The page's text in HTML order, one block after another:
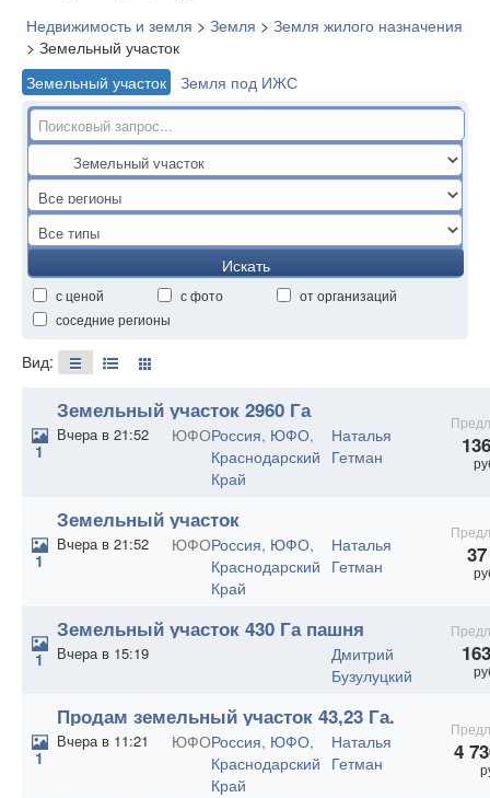
Недвижимость и земля > Земля > Земля жилого назначения
> Земельный участок
Земельный участок
Земля под ИЖС
Искать
с ценой с фото
от организаций
соседние регионы
Вид:
1
Земельный участок 2960 Га
Вчера в 21:52 ЮФОРоссия, ЮФО,
Краснодарский
Край
Наталья
Гетман
1
Земельный участок
сельхозназначения 702 Га
Вчера в 21:52 ЮФОРоссия, ЮФО,
Краснодарский
Край
Наталья
Гетман
1
Земельный участок 430 Га пашня
Вчера в 15:19
Дмитрий
Бузулуцкий
1
Продам земельный участок 43,23 Га.
4
Вчера в 11:21 ЮФОРоссия, ЮФО,
Краснодарский
Край
Наталья
Гетман